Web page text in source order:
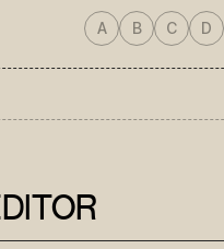
A B C D